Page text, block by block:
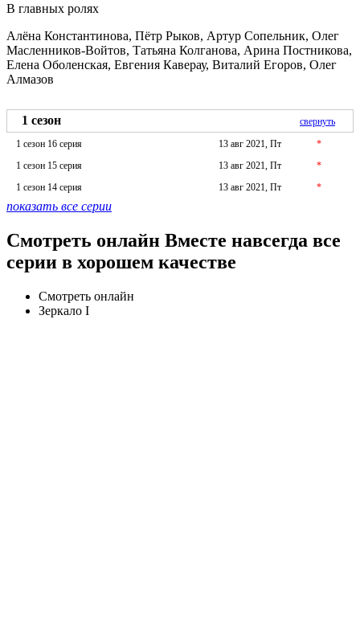
В главных ролях
Алёна Константинова, Пётр Рыков, Артур Сопельник, Олег
Масленников-Войтов, Татьяна Колганова, Арина Постникова,
Елена Оболенская, Евгения Каверау, Виталий Егоров, Олег
Алмазов
1 сезон
свернуть
1 сезон 16 серия
13 авг 2021, Пт
*
1 сезон 15 серия
13 авг 2021, Пт
*
1 сезон 14 серия
13 авг 2021, Пт *
показать все серии
Смотреть онлайн Вместе навсегда все
серии в хорошем качестве
Смотреть онлайн
Зеркало I